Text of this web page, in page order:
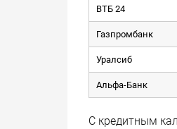
ВТБ 24
Газпромбанк
Уралсиб
Альфа-Банк
С кредитным